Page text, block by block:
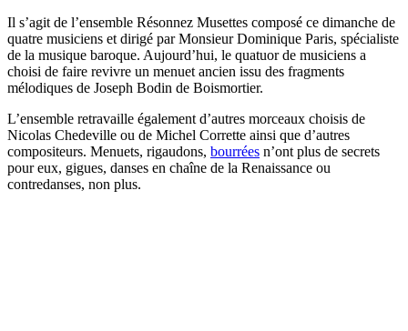
Il s’agit de l’ensemble Résonnez Musettes composé ce dimanche de
quatre musiciens et dirigé par Monsieur Dominique Paris, spécialiste
de la musique baroque. Aujourd’hui, le quatuor de musiciens a
choisi de faire revivre un menuet ancien issu des fragments
mélodiques de Joseph Bodin de Boismortier.
L’ensemble retravaille également d’autres morceaux choisis de
Nicolas Chedeville ou de Michel Corrette ainsi que d’autres
compositeurs. Menuets, rigaudons, bourrées n’ont plus de secrets
pour eux, gigues, danses en chaîne de la Renaissance ou
contredanses, non plus.